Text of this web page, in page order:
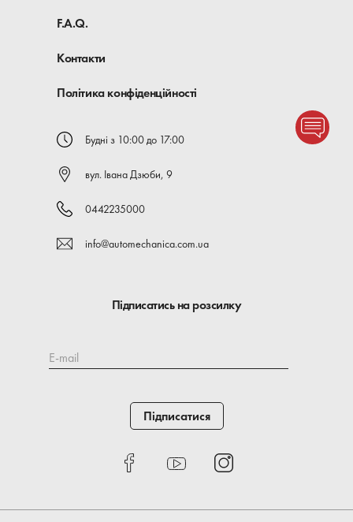
F.A.Q.
Контакти
Політика конфіденційності
Будні з 10:00 до 17:00
вул. Івана Дзюби, 9
0442235000
info@automechanica.com.ua
Підписатись на розсилку
E-mail
Підписатися